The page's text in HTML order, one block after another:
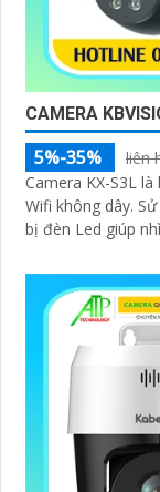
CAMERA
5%-35%
liên
Camera KX-S3L
Wifi không dây. Sử dụng công nghệ xử lý hình ảnh Chip CMOS trang
bị đèn Led giúp